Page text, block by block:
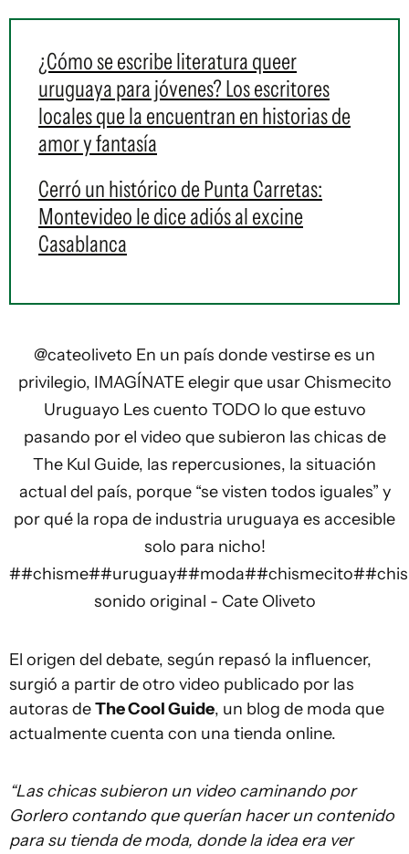
¿Cómo se escribe literatura queer
uruguaya para jóvenes? Los escritores
locales que la encuentran en historias de
amor y fantasía
Cerró un histórico de Punta Carretas:
Montevideo le dice adiós al excine
Casablanca
@cateoliveto En un país donde vestirse es un
privilegio, IMAGÍNATE elegir que usar Chismecito
Uruguayo Les cuento TODO lo que estuvo
pasando por el video que subieron las chicas de
The Kul Guide, las repercusiones, la situación
actual del país, porque “se visten todos iguales” y
por qué la ropa de industria uruguaya es accesible
solo para nicho!
##chisme##uruguay##moda##chismecito#
sonido original - Cate Oliveto
El origen del debate, según repasó la influencer,
surgió a partir de otro video publicado por las
autoras deThe Cool Guide, un blog de moda que
actualmente cuenta con una tienda online.
“Las chicas subieron un video caminando por
Gorlero contando que querían hacer un contenido
para su tienda de moda, donde la idea era ver